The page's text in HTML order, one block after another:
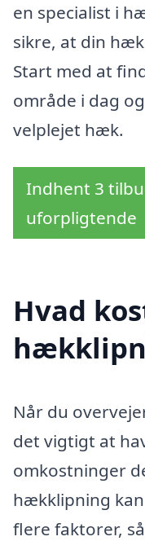
en specialist i
sikre, at din
Start med at
område i dag
velplejet hæk.
Indhent 3
uforpligtende
Hvad
Når du
det vigtigt at
omkostninger
hækklipning
flere faktorer,